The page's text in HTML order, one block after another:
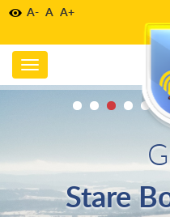
A- A A+
Toggle
navigation
Stare